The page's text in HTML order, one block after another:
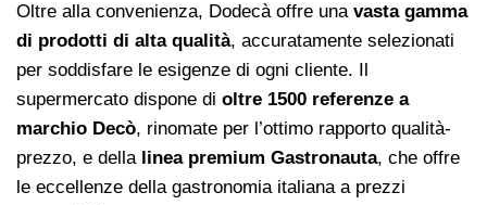
Oltre alla convenienza, Dodecà offre una vasta gamma
di prodotti di alta qualità, accuratamente selezionati
per soddisfare le esigenze di ogni cliente. Il
supermercato dispone di oltre 1500 referenze a
marchio Decò, rinomate per l’ottimo rapporto qualità-
prezzo, e dellalinea premium Gastronauta, che offre
le eccellenze della gastronomia italiana a prezzi